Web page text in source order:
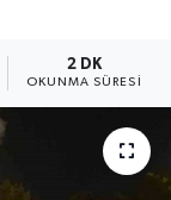
2 DK
OKUNMA SÜRESI